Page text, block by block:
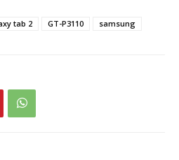
tab 2 GT-P3110 samsung